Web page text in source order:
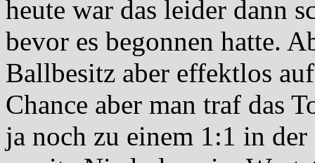
heute war das leider dann
bevor es begonnen hatte.
Ballbesitz aber effektlos
Chance aber man traf das
ja noch zu einem 1:1 in